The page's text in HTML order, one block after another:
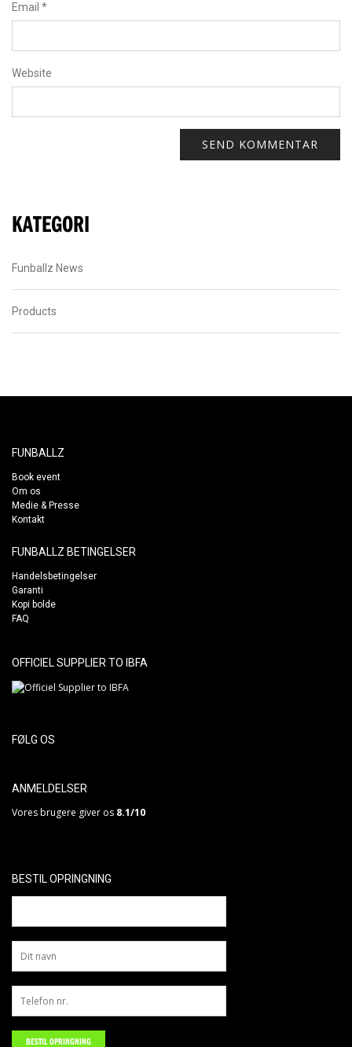
Email *
Website
KATEGORI
Funballz News
Products
FUNBALLZ
Book event
Om os
Medie & Presse
Kontakt
FUNBALLZ BETINGELSER
Handelsbetingelser
Garanti
Kopi bolde
FAQ
OFFICIEL SUPPLIER TO IBFA
FØLG OS
ANMELDELSER
Vores brugere giver os 8.1/10
BESTIL OPRINGNING